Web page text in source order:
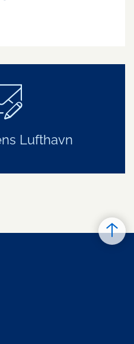
Lufthavn